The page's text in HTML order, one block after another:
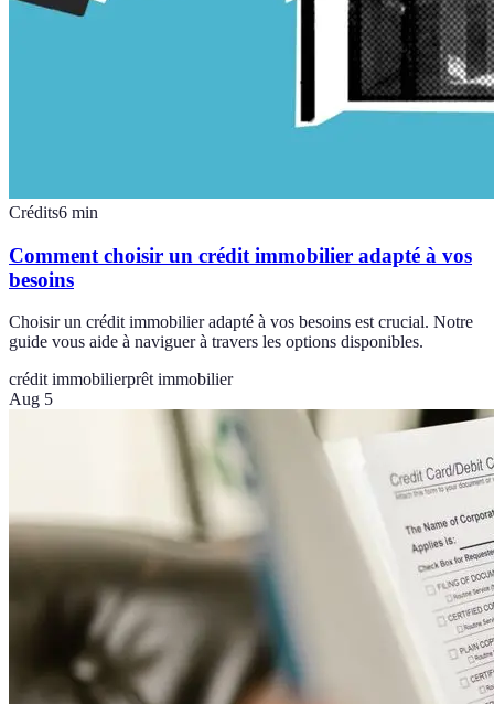
Crédits6 min
Comment choisir un crédit immobilier adapté à vos
besoins
Choisir un crédit immobilier adapté à vos besoins est crucial. Notre
guide vous aide à naviguer à travers les options disponibles.
crédit immobilierprêt immobilier
Aug 5